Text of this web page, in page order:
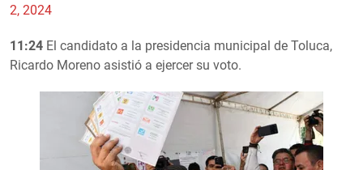
2, 2024
11:24 El candidato a la presidencia municipal de Toluca,
Ricardo Moreno asistió a ejercer su voto.